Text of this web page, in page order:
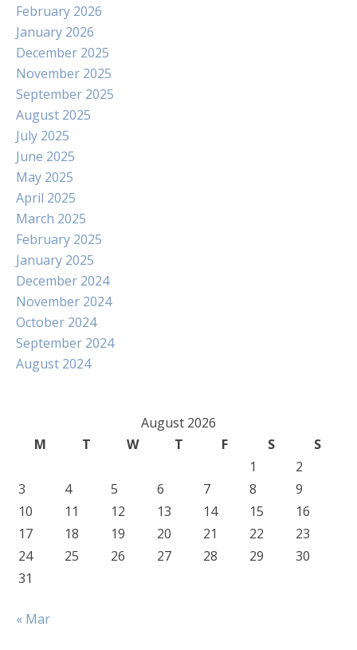
February 2026
January 2026
December 2025
November 2025
September 2025
August 2025
July 2025
June 2025
May 2025
April 2025
March 2025
February 2025
January 2025
December 2024
November 2024
October 2024
September 2024
August 2024
August 2026
M
T W T F S
S
1
2
3
4 5 6 7 8
9
10
11 12 13 14 15
16
17
18 19 20 21 22
23
24
25 26 27 28 29
30
31
« Mar